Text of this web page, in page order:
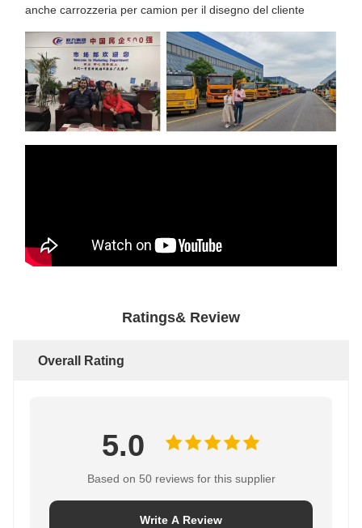
anche carrozzeria per camion per il disegno del cliente
Ratings& Review
Overall Rating
5.0
Based on 50 reviews for this supplier
Write A Review